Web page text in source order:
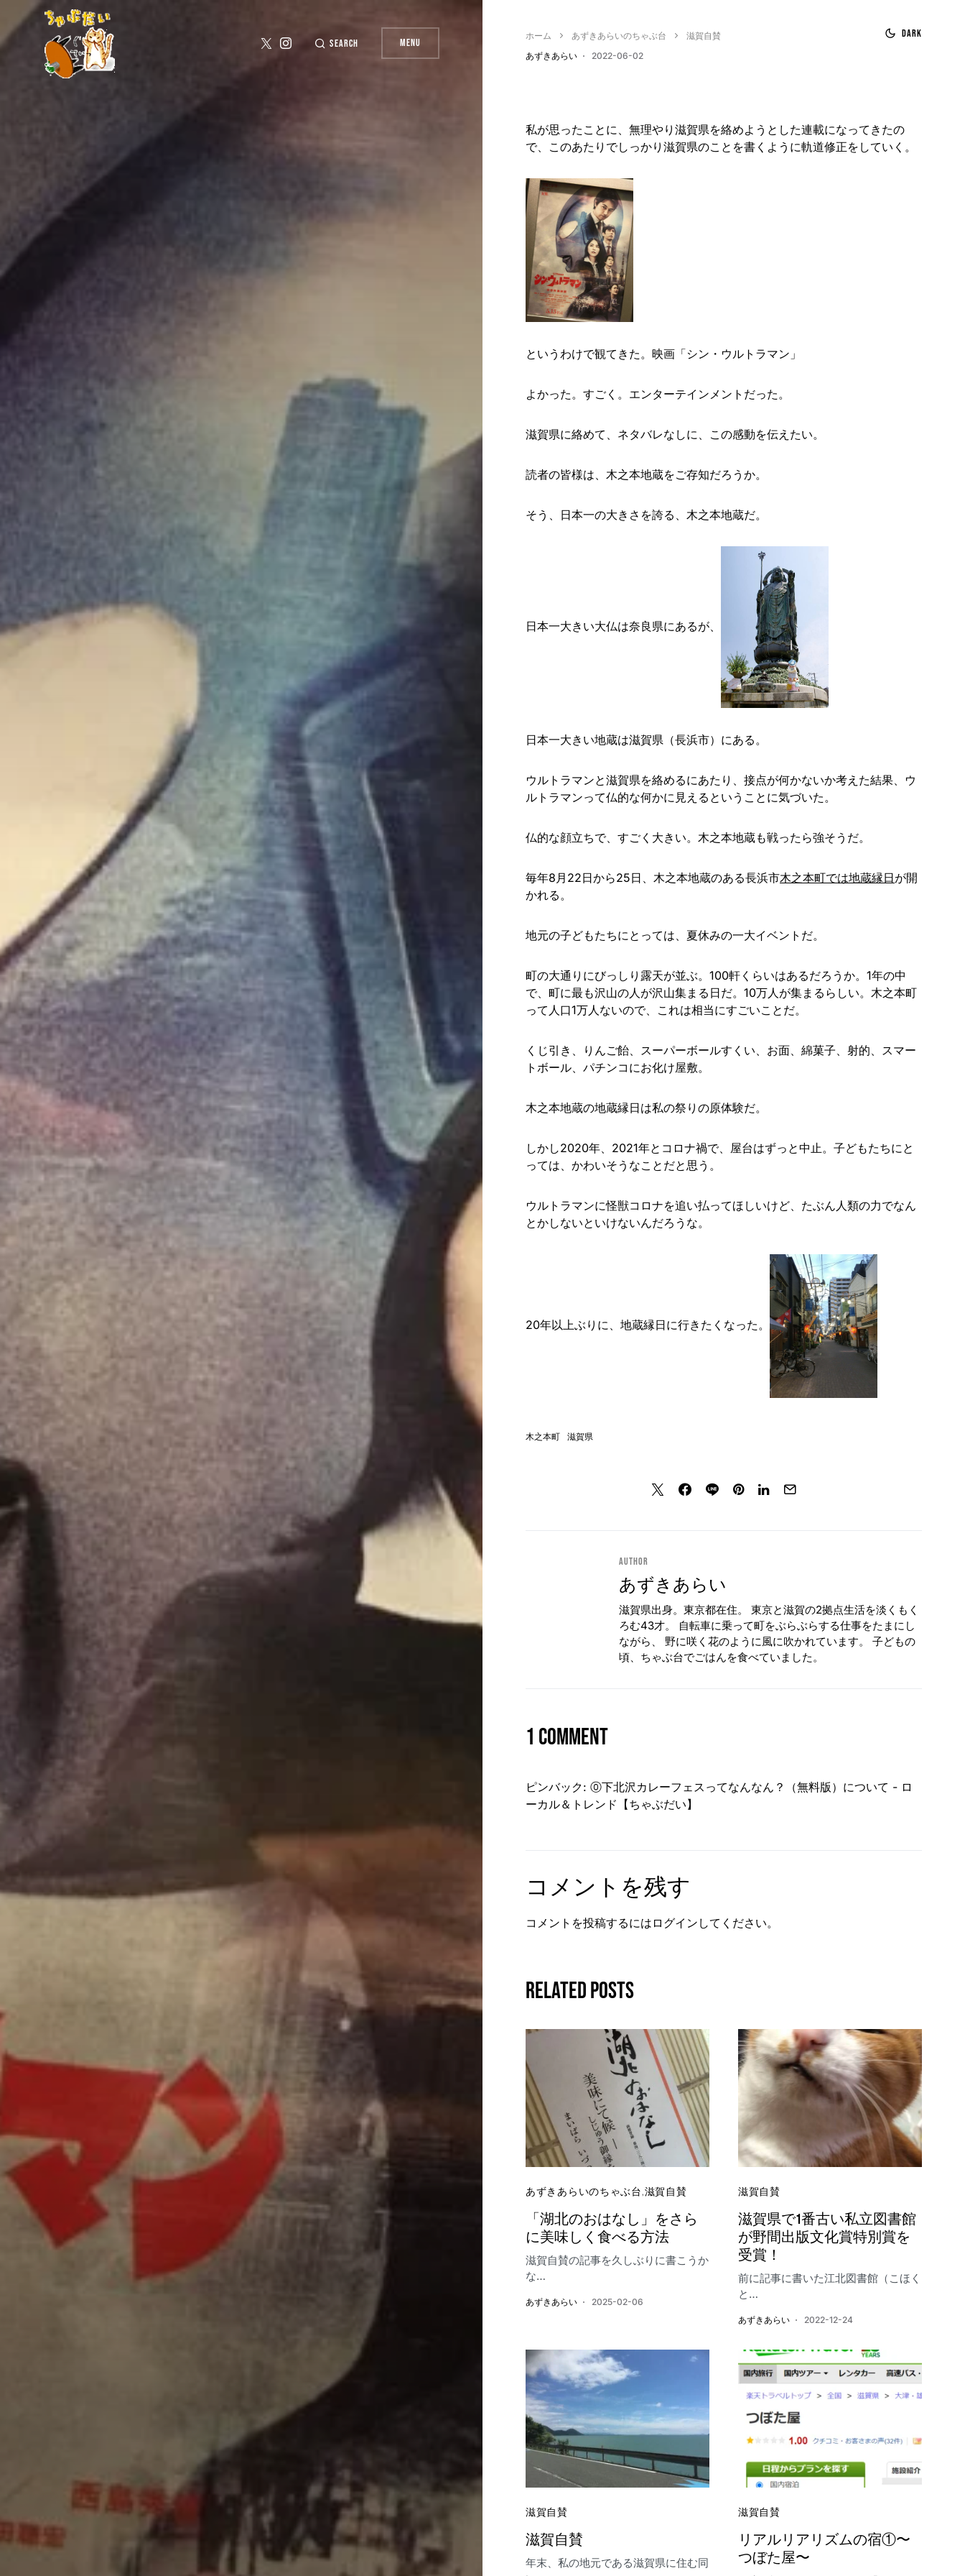
Search Menu
ホーム あずきあらいのちゃぶ台
滋賀自賛
あずきあらい
2022-06-02
Dark
私が思ったことに、無理やり滋賀県を絡めようとした連載になってきたの
で、このあたりでしっかり滋賀県のことを書くように軌道修正をしていく。
というわけで観てきた。映画「シン・ウルトラマン」
よかった。すごく。エンターテインメントだった。
滋賀県に絡めて、ネタバレなしに、この感動を伝えたい。
読者の皆様は、木之本地蔵をご存知だろうか。
そう、日本一の大きさを誇る、木之本地蔵だ。
日本一大きい大仏は奈良県にあるが、
日本一大きい地蔵は滋賀県（長浜市）にある。
ウルトラマンと滋賀県を絡めるにあたり、接点が何かないか考えた結果、ウ
ルトラマンって仏的な何かに見えるということに気づいた。
仏的な顔立ちで、すごく大きい。木之本地蔵も戦ったら強そうだ。
毎年8月22日から25日、木之本地蔵のある長浜市木之本町では地蔵縁日が開
かれる。
地元の子どもたちにとっては、夏休みの一大イベントだ。
町の大通りにびっしり露天が並ぶ。100軒くらいはあるだろうか。1年の中
で、町に最も沢山の人が沢山集まる日だ。10万人が集まるらしい。木之本町
って人口1万人ないので、これは相当にすごいことだ。
くじ引き、りんご飴、スーパーボールすくい、お面、綿菓子、射的、スマー
トボール、パチンコにお化け屋敷。
木之本地蔵の地蔵縁日は私の祭りの原体験だ。
しかし2020年、2021年とコロナ禍で、屋台はずっと中止。子どもたちにと
っては、かわいそうなことだと思う。
ウルトラマンに怪獣コロナを追い払ってほしいけど、たぶん人類の力でなん
とかしないといけないんだろうな。
20年以上ぶりに、地蔵縁日に行きたくなった。
木之本町 滋賀県
Author
あずきあらい
滋賀県出身。東京都在住。 東京と滋賀の2拠点生活を淡くもく
ろむ43才。 自転車に乗って町をぶらぶらする仕事をたまにし
ながら、 野に咲く花のように風に吹かれています。 子どもの
頃、ちゃぶ台でごはんを食べていました。
1 comment
ピンバック: ⓪下北沢カレーフェスってなんなん？（無料版）について - ロ
ーカル＆トレンド【ちゃぶだい】
コメントを残す
コメントを投稿するには ログイン してください。
Related Posts
あずきあらいのちゃぶ台 滋賀自賛
「湖北のおはなし」をさら
に美味しく食べる方法
滋賀自賛の記事を久しぶりに書こうか
な…
あずきあらい 2025-02-06
滋賀自賛
滋賀県で1番古い私立図書館
が野間出版文化賞特別賞を
受賞！
前に記事に書いた江北図書館（こほく
と…
あずきあらい 2022-12-24
滋賀自賛
滋賀自賛
年末、私の地元である滋賀県に住む同
滋賀自賛
リアルリアリズムの宿①〜
つぼた屋〜